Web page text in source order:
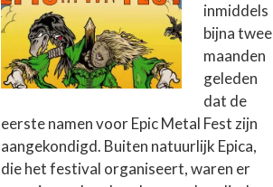
inmiddels
bijna twee
maanden
geleden
dat de
eerste namen voor Epic Metal Fest zijn
aangekondigd. Buiten natuurlijk Epica,
die het festival organiseert, waren er